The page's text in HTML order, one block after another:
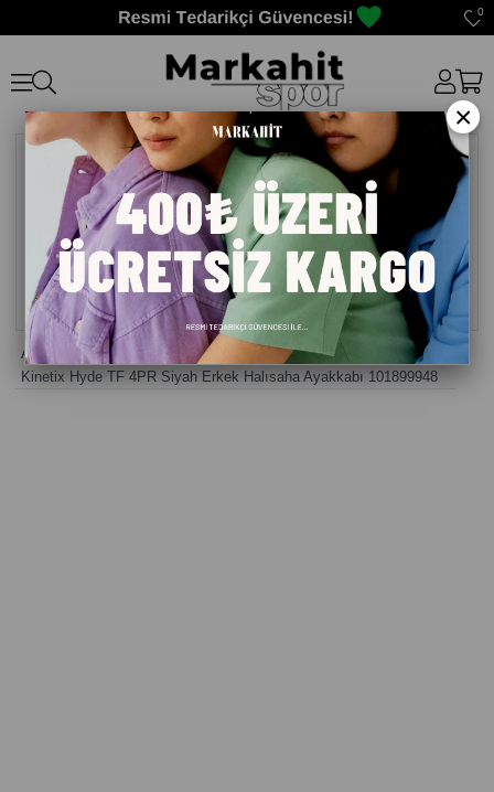
0
Anasayfa> Krampon Halı saha
Kinetix Hyde TF 4PR Siyah Erkek Halısaha Ayakkabı 101899948
×